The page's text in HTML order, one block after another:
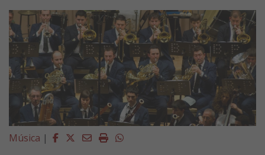
Música | Facebook
Twitter
EmailImprimirWhatsapp